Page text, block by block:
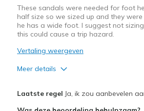
View On Shoes
I'm Into Shoes
These sandals were needed for foot
half size so we sized up and they
he has a wide foot. I suggest not
this could cause a trip hazard.
Vertaling weergeven
Meer details
Laatste regel Ja, ik zou aanbevelen